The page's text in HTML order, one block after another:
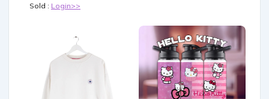
Sold : Login>>